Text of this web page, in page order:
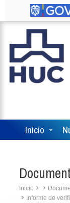
Inicio
Inicio
Informe de